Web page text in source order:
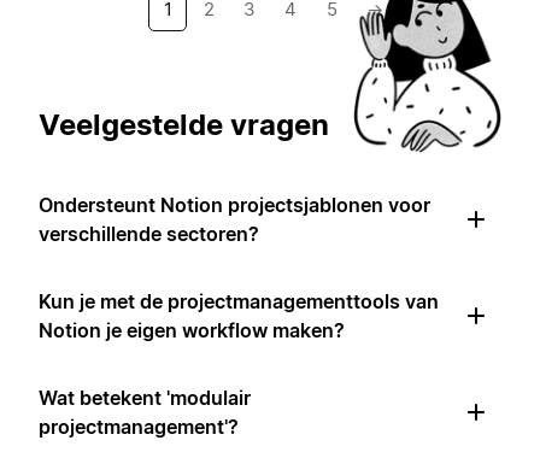
1 2 3 4 5 →
Veelgestelde vragen
Ondersteunt Notion projectsjablonen voor
verschillende sectoren?
Kun je met de projectmanagementtools van
Notion je eigen workflow maken?
Wat betekent 'modulair
projectmanagement'?